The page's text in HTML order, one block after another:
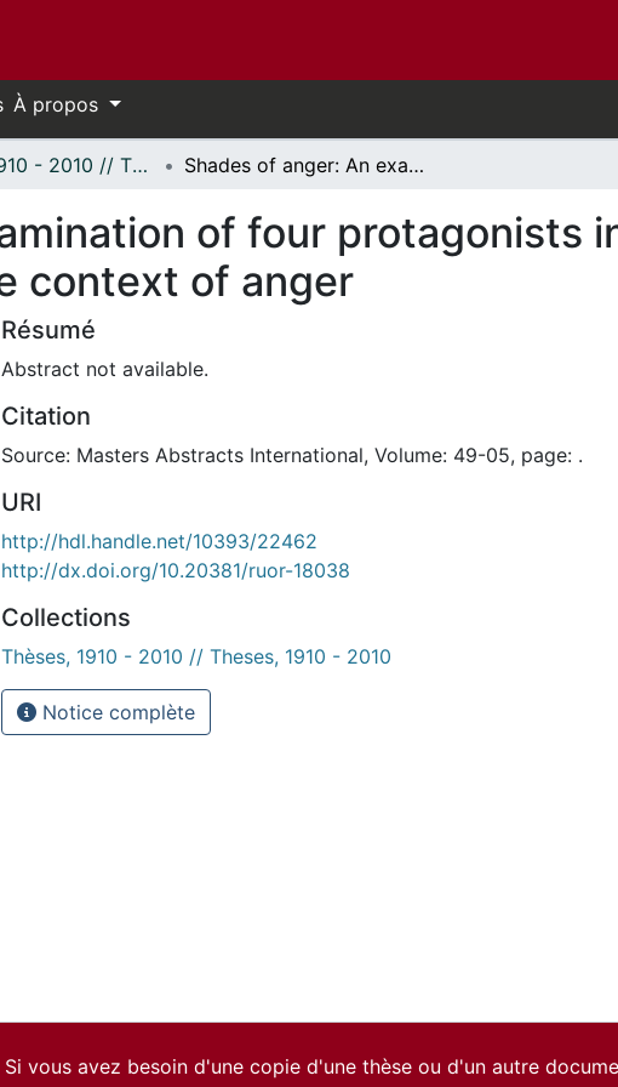
À propos
Thèses, 1910 - 2010 // Theses, 1910 - 2010 Shades of anger: An examination of four protagonists in the plays of John Osborne within the context of anger
of four protagonists
context of anger
Résumé
Abstract not available.
Citation
Source: Masters Abstracts International, Volume: 49-05, page: .
URI
http://hdl.handle.net/10393/22462
http://dx.doi.org/10.20381/ruor-18038
Collections
Thèses, 1910 - 2010 // Theses, 1910 - 2010
Notice complète
Si vous avez besoin d'une copie d'une thèse ou d'un autre